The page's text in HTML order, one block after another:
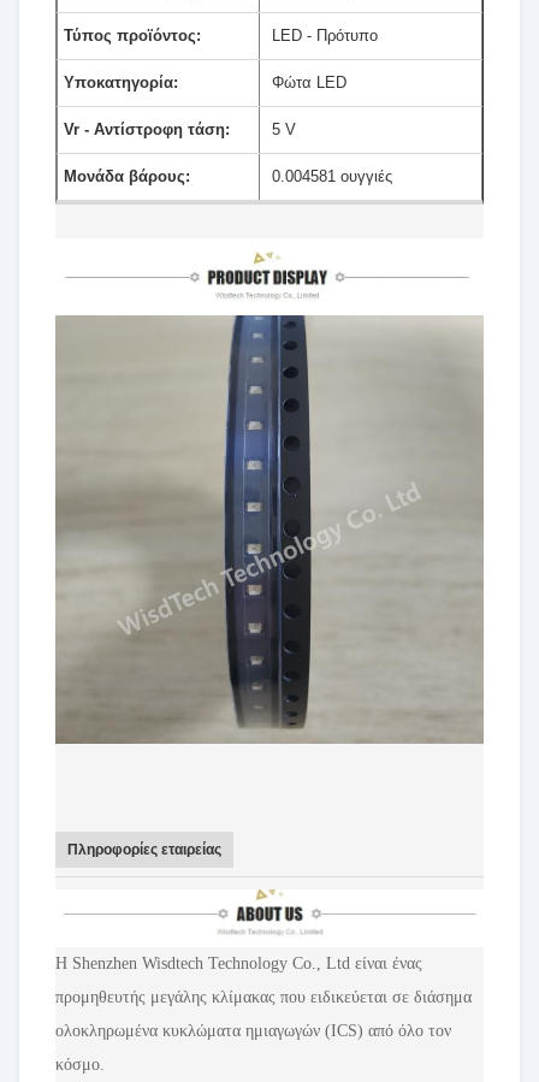
Τύπος προϊόντος: LED - Πρότυπο
Υποκατηγορία: Φώτα LED
Vr - Αντίστροφη τάση: 5 V
Μονάδα βάρους: 0.004581 ουγγιές
Πληροφορίες εταιρείας
Η Shenzhen Wisdtech Technology Co., Ltd είναι ένας
προμηθευτής μεγάλης κλίμακας που ειδικεύεται σε διάσημα
ολοκληρωμένα κυκλώματα ημιαγωγών (ICS) από όλο τον
κόσμο.